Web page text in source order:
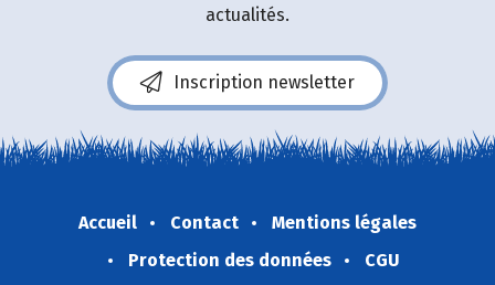
actualités.
Inscription newsletter
Accueil Contact
Mentions légales
Protection des données
CGU